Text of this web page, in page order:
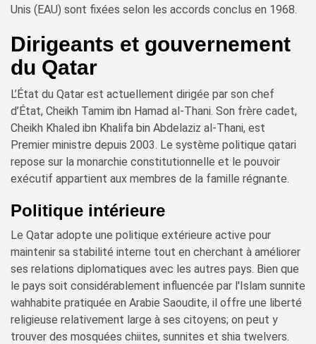
Unis (EAU) sont fixées selon les accords conclus en 1968.
Dirigeants et gouvernement
du Qatar
L’État du Qatar est actuellement dirigée par son chef
d’État, Cheikh Tamim ibn Hamad al-Thani. Son frère cadet,
Cheikh Khaled ibn Khalifa bin Abdelaziz al-Thani, est
Premier ministre depuis 2003. Le système politique qatari
repose sur la monarchie constitutionnelle et le pouvoir
exécutif appartient aux membres de la famille régnante.
Politique intérieure
Le Qatar adopte une politique extérieure active pour
maintenir sa stabilité interne tout en cherchant à améliorer
ses relations diplomatiques avec les autres pays. Bien que
le pays soit considérablement influencée par l'Islam sunnite
wahhabite pratiquée en Arabie Saoudite, il offre une liberté
religieuse relativement large à ses citoyens; on peut y
trouver des mosquées chiites, sunnites et shia twelvers.